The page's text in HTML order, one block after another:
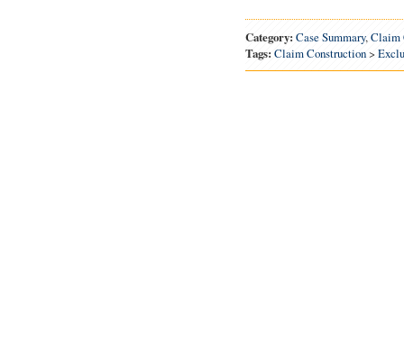
Category: Case Summary,Claim
Tags: Claim Construction>